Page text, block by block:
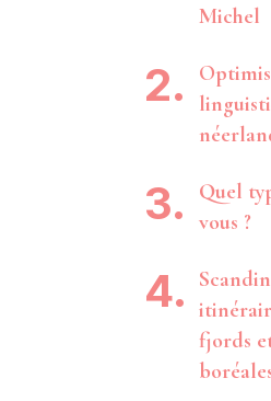
Michel
Quel
vous ?
fjords